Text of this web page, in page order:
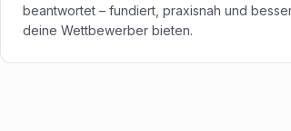
beantwortet – fundiert, praxisnah und
deine Wettbewerber bieten.